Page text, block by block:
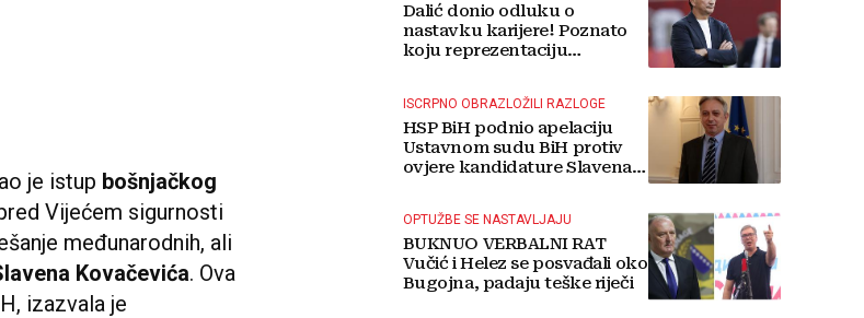
je istup bošnjačkog
Vijećem sigurnosti
međunarodnih, ali
Kovačevića. Ova
izazvala je
Dalić donio odluku o
nastavku karijere! Poznato
koju reprezentaciju
ISCRPNO OBRAZLOŽILI RAZLOGE
HSP BiH podnio apelaciju
Ustavnom sudu BiH protiv
ovjere kandidature Slavena
OPTUŽBE SE NASTAVLJAJU
BUKNUO VERBALNI RAT
Vučić i Helez se posvađali oko
Bugojna, padaju teške riječi